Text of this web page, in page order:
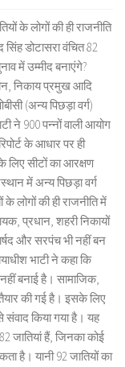
के लोगों की ही राजनीति
डोटासरा वंचित 82
में उम्मीद बनाएंगे?
निकाय प्रमुख आदि
(अन्य पिछड़ा वर्ग)
ने 900 पन्नों वाली आयोग
के आधार पर ही
लिए सीटों का आरक्षण
में अन्य पिछड़ा वर्ग
लोगों की ही राजनीति में
प्रधान, शहरी निकायों
और सरपंच भी नहीं बन
भाटी ने कहा कि
बनाई है। सामाजिक,
की गई है। इसके लिए
संवाद किया गया है। यह
जातियां हैं, जिनका कोई
है। यानी 92 जातियों का